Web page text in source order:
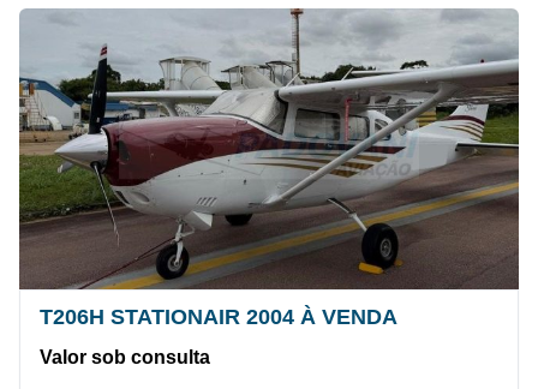
T206H STATIONAIR 2004 À VENDA
Valor sob consulta